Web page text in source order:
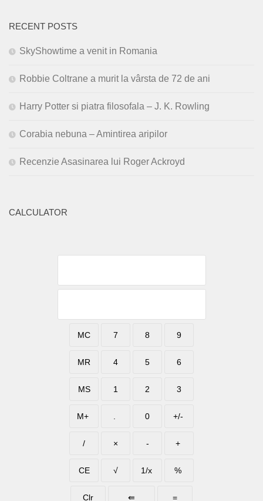
RECENT POSTS
SkyShowtime a venit in Romania
Robbie Coltrane a murit la vârsta de 72 de ani
Harry Potter si piatra filosofala – J. K. Rowling
Corabia nebuna – Amintirea aripilor
Recenzie Asasinarea lui Roger Ackroyd
CALCULATOR